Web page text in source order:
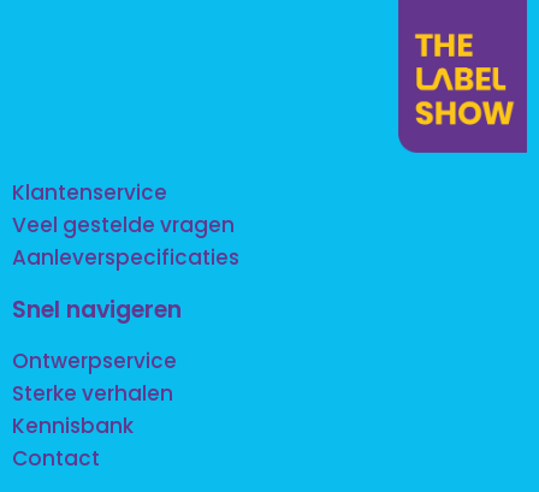
Klantenservice
Veel gestelde vragen
Aanleverspecificaties
Snel navigeren
Ontwerpservice
Sterke verhalen
Kennisbank
Contact